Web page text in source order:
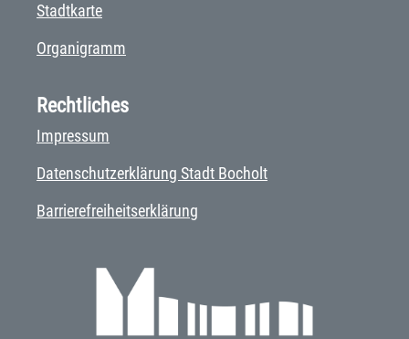
Stadtkarte
Organigramm
Rechtliches
Impressum
Datenschutzerklärung Stadt Bocholt
Barrierefreiheitserklärung